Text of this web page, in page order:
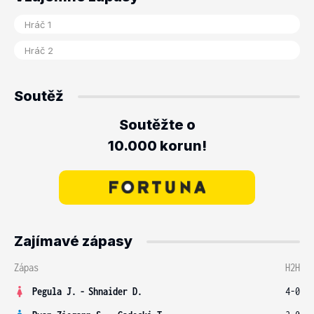
Soutěž
Soutěžte o
10.000 korun!
Zajímavé zápasy
Zápas
H2H
Pegula J. - Shnaider D.
4-0